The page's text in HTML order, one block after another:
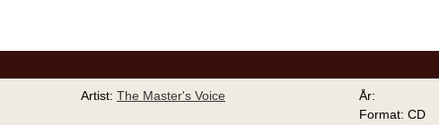
Artist: The Master's Voice
År:
Format: CD